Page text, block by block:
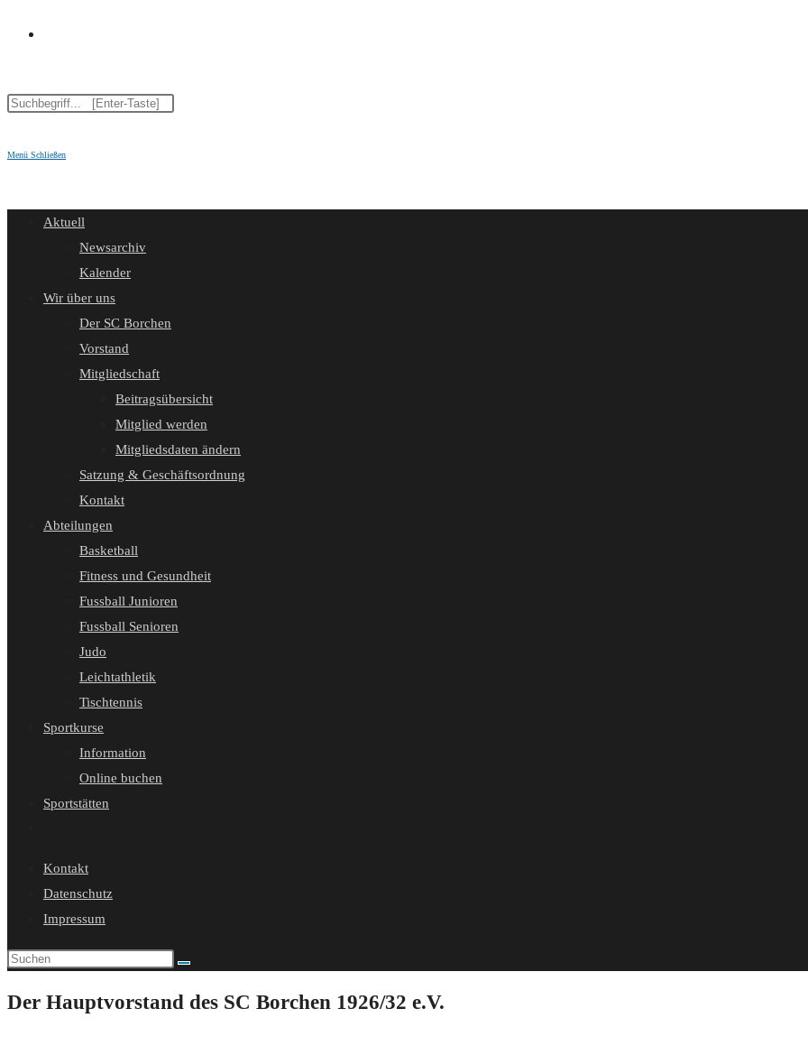
Suche
Diese
durchsuchen
Menü Schließen
Aktuell
Newsarchiv
Kalender
Wir über uns
Der SC Borchen
Vorstand
Mitgliedschaft
Beitragsübersicht
Mitglied werden
Mitgliedsdaten ändern
Satzung & Geschäftsordnung
Kontakt
Abteilungen
Basketball
Fitness und Gesundheit
Fussball Junioren
Fussball Senioren
Judo
Leichtathletik
Tischtennis
Sportkurse
Information
Online buchen
Sportstätten
umschalten
Kontakt
Datenschutz
Impressum
Der Hauptvorstand des SC Borchen 1926/32 e.V.